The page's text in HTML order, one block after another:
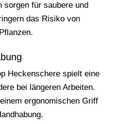
sorgen für saubere und
das Risiko von
Heckenschere spielt eine
bei längeren Arbeiten.
ergonomischen Griff